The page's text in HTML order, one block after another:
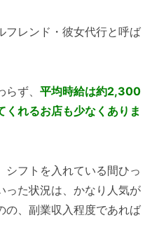
フレンド・彼女代行と呼ば
ず、 平均時給は約2,300
くれるお店も少なくありま
シフトを入れている間ひっ
った状況は、かなり人気が
の、副業収入程度であれば